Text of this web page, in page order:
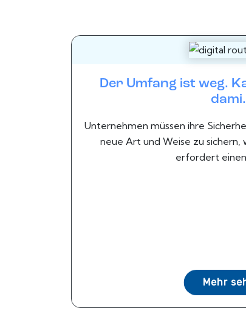
Der Umfang ist weg.
Unternehmen müssen ihre
neue Art und Weise zu
erfordert einen
Mehr